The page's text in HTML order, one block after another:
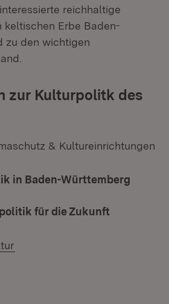
reichhaltige
keltischen Erbe Baden-
zu den wichtigen
zur Kulturpolitk des
& Kultureinrichtungen
in Baden-Württemberg
für die Zukunft